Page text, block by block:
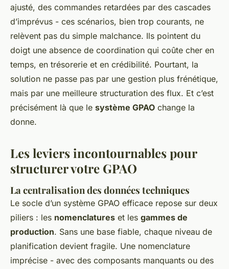
ajusté, des commandes retardées par des cascades
d’imprévus - ces scénarios, bien trop courants, ne
relèvent pas du simple malchance. Ils pointent du
doigt une absence de coordination qui coûte cher en
temps, en trésorerie et en crédibilité. Pourtant, la
solution ne passe pas par une gestion plus frénétique,
mais par une meilleure structuration des flux. Et c’est
précisément là que le système GPAO change la
donne.
Les leviers incontournables pour
structurer votre GPAO
La centralisation des données techniques
Le socle d’un système GPAO efficace repose sur deux
piliers : les nomenclatures et les gammes de
production. Sans une base fiable, chaque niveau de
planification devient fragile. Une nomenclature
imprécise - avec des composants manquants ou des